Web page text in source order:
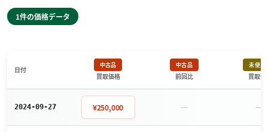
1件の価格データ
日付
中古品
買取価格
中古品
前回比
未使用
買取価
2024-09-27 ¥250,000 － －